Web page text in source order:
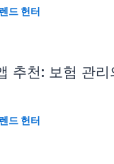
드 헌터
추천: 보험 관리
드 헌터